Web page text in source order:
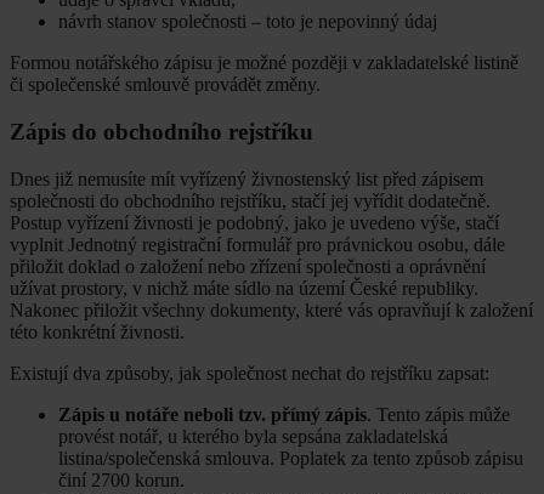
návrh stanov společnosti – toto je nepovinný údaj
Formou notářského zápisu je možné později v zakladatelské listině
či společenské smlouvě provádět změny.
Zápis do obchodního rejstříku
Dnes již nemusíte mít vyřízený živnostenský list před zápisem
společnosti do obchodního rejstříku, stačí jej vyřídit dodatečně.
Postup vyřízení živnosti je podobný, jako je uvedeno výše, stačí
vyplnit Jednotný registrační formulář pro právnickou osobu, dále
přiložit doklad o založení nebo zřízení společnosti a oprávnění
užívat prostory, v nichž máte sídlo na území České republiky.
Nakonec přiložit všechny dokumenty, které vás opravňují k založení
této konkrétní živnosti.
Existují dva způsoby, jak společnost nechat do rejstříku zapsat:
Zápis u notáře neboli tzv. přímý zápis. Tento zápis může
provést notář, u kterého byla sepsána zakladatelská
listina/společenská smlouva. Poplatek za tento způsob zápisu
činí 2700 korun.